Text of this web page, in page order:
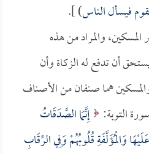
فيسأل الناس) ].
المسكين، والمراد من هذه
أن تدفع له الزكاة وأن
هما صنفان من الأصناف
التوبة: إِنَّمَا الصَّدَقَاتُ
وَالْمُؤَلَّفَةِ قُلُوبُهُمْ وَفِي الرِّقَابِ